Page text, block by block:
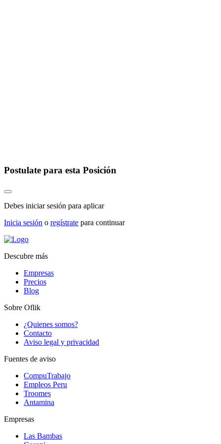
Postulate para esta Posición
Debes iniciar sesión para aplicar
Inicia sesión o regístrate para continuar
Descubre más
Empresas
Precios
Blog
Sobre Oflik
¿Quienes somos?
Contacto
Aviso legal y privacidad
Fuentes de aviso
CompuTrabajo
Empleos Peru
Troomes
Antamina
Empresas
Las Bambas